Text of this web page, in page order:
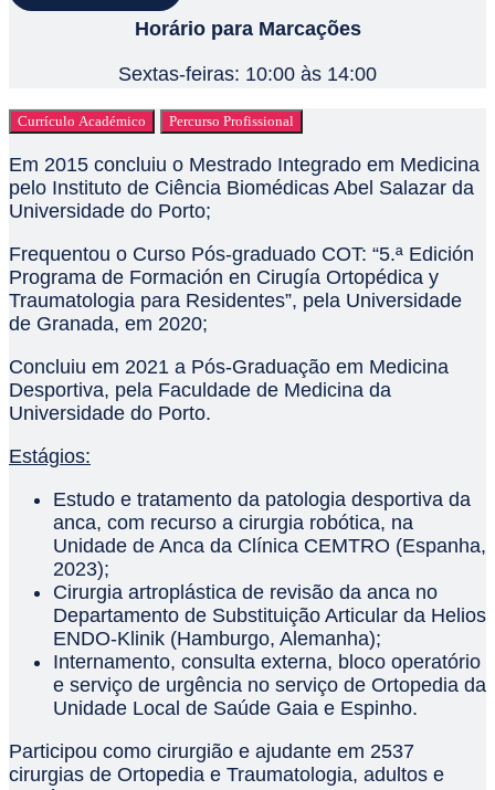
Horário para Marcações
Sextas-feiras: 10:00 às 14:00
Currículo Académico Percurso Profissional
Em 2015 concluiu o Mestrado Integrado em Medicina
pelo Instituto de Ciência Biomédicas Abel Salazar da
Universidade do Porto;
Frequentou o Curso Pós-graduado COT: “5.ª Edición
Programa de Formación en Cirugía Ortopédica y
Traumatologia para Residentes”, pela Universidade
de Granada, em 2020;
Concluiu em 2021 a Pós-Graduação em Medicina
Desportiva, pela Faculdade de Medicina da
Universidade do Porto.
Estágios:
Estudo e tratamento da patologia desportiva da
anca, com recurso a cirurgia robótica, na
Unidade de Anca da Clínica CEMTRO (Espanha,
2023);
Cirurgia artroplástica de revisão da anca no
Departamento de Substituição Articular da Helios
ENDO-Klinik (Hamburgo, Alemanha);
Internamento, consulta externa, bloco operatório
e serviço de urgência no serviço de Ortopedia da
Unidade Local de Saúde Gaia e Espinho.
Participou como cirurgião e ajudante em 2537
cirurgias de Ortopedia e Traumatologia, adultos e